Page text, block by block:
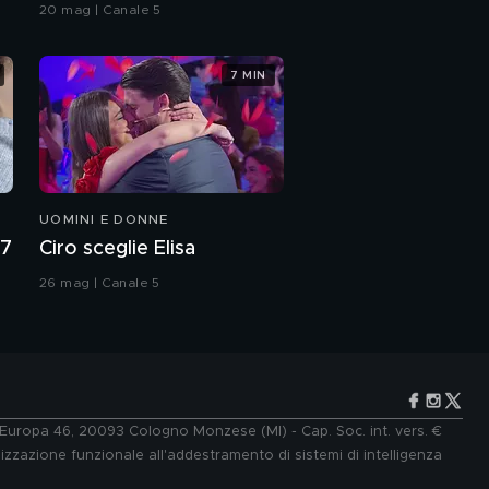
Maria Antonietta
Gregori: "Mirella e
Emanuela Orlandi unite
da un tragico destino"
Maria Antonietta
Gregori: "Stiamo
combattendo per far
a controlli medici
periodici"
20 mag | Canale 5
UOMINI E DONNE
Ciro sceglie Elisa
26 mag | Canale 5
7 MIN
46, 20093 Cologno Monzese (MI) - Cap. Soc. int. vers. €
funzionale all'addestramento di sistemi di intelligenza